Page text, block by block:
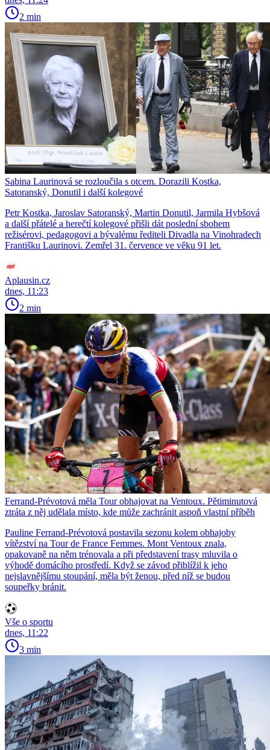
2 min
Sabina Laurinová se rozloučila s otcem. Dorazili Kostka,
Satoranský, Donutil i další kolegové
Petr Kostka, Jaroslav Satoranský, Martin Donutil, Jarmila Hybšová
a další přátelé a herečtí kolegové přišli dát poslední sbohem
režisérovi, pedagogovi a bývalému řediteli Divadla na Vinohradech
Františku Laurinovi. Zemřel 31. července ve věku 91 let.
Aplausin.cz
dnes, 11:23
2 min
Ferrand-Prévotová měla Tour obhajovat na Ventoux. Pětiminutová
ztráta z něj udělala místo, kde může zachránit aspoň vlastní příběh
Pauline Ferrand-Prévotová postavila sezonu kolem obhajoby
vítězství na Tour de France Femmes. Mont Ventoux znala,
opakovaně na něm trénovala a při představení trasy mluvila o
výhodě domácího prostředí. Když se závod přiblížil k jeho
nejslavnějšímu stoupání, měla být ženou, před níž se budou
soupeřky bránit.
Vše o sportu
dnes, 11:22
3 min